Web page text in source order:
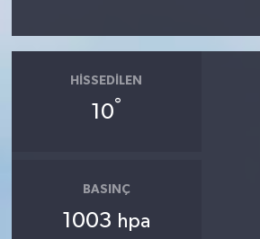
HISSEDILEN
10°
BASINÇ
1003 hpa